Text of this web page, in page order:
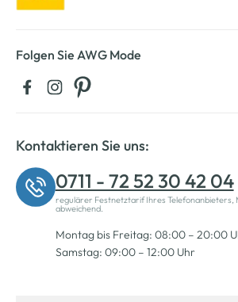
Folgen Sie AWG Mode
Kontaktieren Sie uns:
0711 - 72 52 30 42 04
regulärer Festnetztarif Ihres Telefonanbieters,
abweichend.
Montag bis Freitag: 08:00 – 20:00
Samstag: 09:00 – 12:00 Uhr